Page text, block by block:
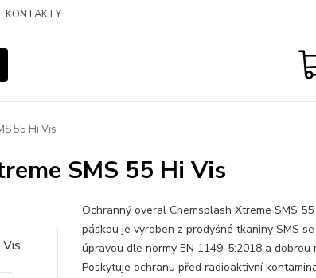
KONTAKTY
55 Hi Vis
SMS 55 Hi Vis
Ochranný overal Chemsplash Xtreme SMS
páskou je vyroben z prodyšné tkaniny SMS
úpravou dle normy EN 1149-5:2018 a dobrou
Poskytuje ochranu před radioaktivní